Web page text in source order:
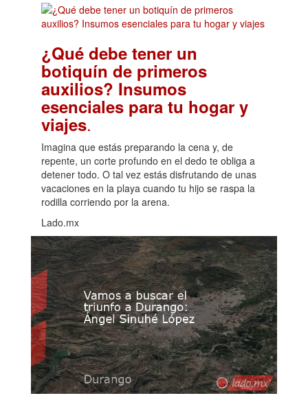
¿Qué debe tener un
botiquín de primeros
auxilios? Insumos
esenciales para tu hogar y
viajes.
Imagina que estás preparando la cena y, de
repente, un corte profundo en el dedo te obliga a
detener todo. O tal vez estás disfrutando de unas
vacaciones en la playa cuando tu hijo se raspa la
rodilla corriendo por la arena.
Lado.mx